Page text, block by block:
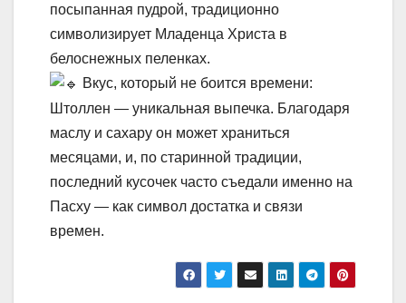
посыпанная пудрой, традиционно
символизирует Младенца Христа в
белоснежных пеленках.
Вкус, который не боится времени:
Штоллен — уникальная выпечка. Благодаря
маслу и сахару он может храниться
месяцами, и, по старинной традиции,
последний кусочек часто съедали именно на
Пасху — как символ достатка и связи
времен.